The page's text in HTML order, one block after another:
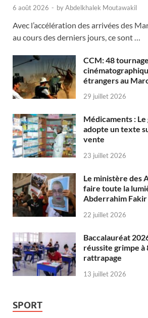
6 août 2026 - byAbdelkhalek Moutawakil
Avec l’accélération des arrivées des
au cours des derniers jours, ce sont …
CCM: 48
étrangers au
29 juillet 2026
Médicaments :
adopte un texte
vente
23 juillet 2026
Le ministère des
faire toute la
Abderrahim
22 juillet 2026
Baccalauréat
réussite grimpe à
rattrapage
13 juillet 2026
SPORT